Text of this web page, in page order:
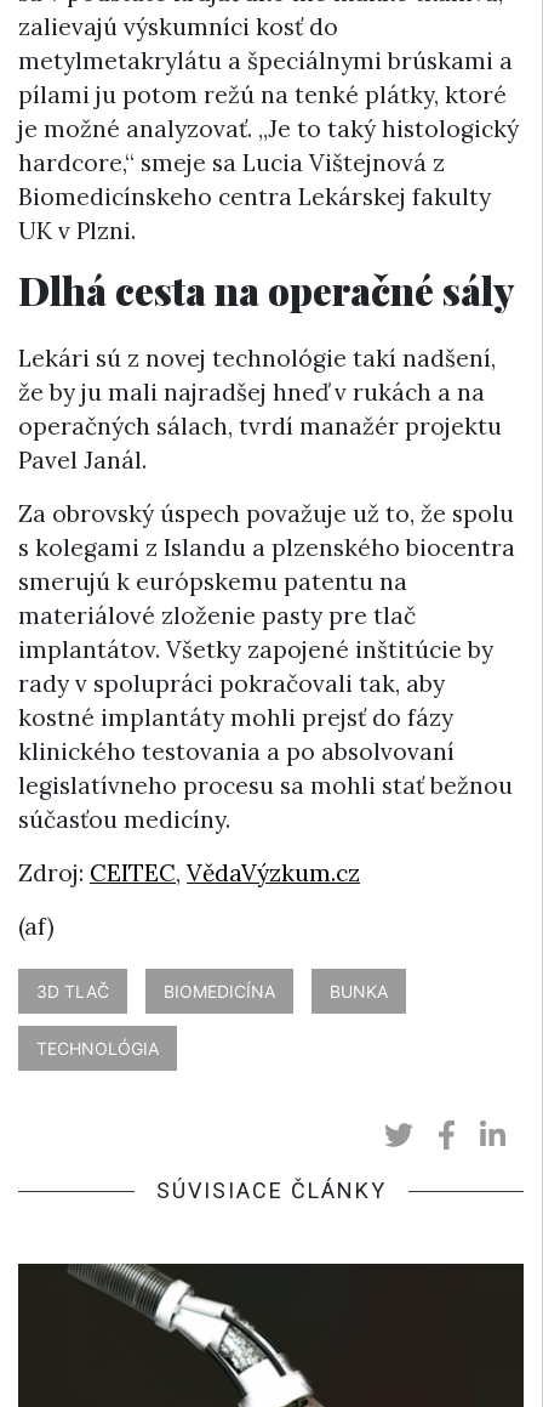
zalievajú výskumníci kosť do
metylmetakrylátu a špeciálnymi brúskami a
pílami ju potom režú na tenké plátky, ktoré
je možné analyzovať. „Je to taký histologický
hardcore,“ smeje sa Lucia Vištejnová z
Biomedicínskeho centra Lekárskej fakulty
UK v Plzni.
Dlhá cesta na operačné sály
Lekári sú z novej technológie takí nadšení,
že by ju mali najradšej hneď v rukách a na
operačných sálach, tvrdí manažér projektu
Pavel Janál.
Za obrovský úspech považuje už to, že spolu
s kolegami z Islandu a plzenského biocentra
smerujú k európskemu patentu na
materiálové zloženie pasty pre tlač
implantátov. Všetky zapojené inštitúcie by
rady v spolupráci pokračovali tak, aby
kostné implantáty mohli prejsť do fázy
klinického testovania a po absolvovaní
legislatívneho procesu sa mohli stať bežnou
súčasťou medicíny.
Zdroj: CEITEC, VědaVýzkum.cz
(af)
3D TLAČ BIOMEDICÍNA BUNKA
TECHNOLÓGIA
SÚVISIACE ČLÁNKY